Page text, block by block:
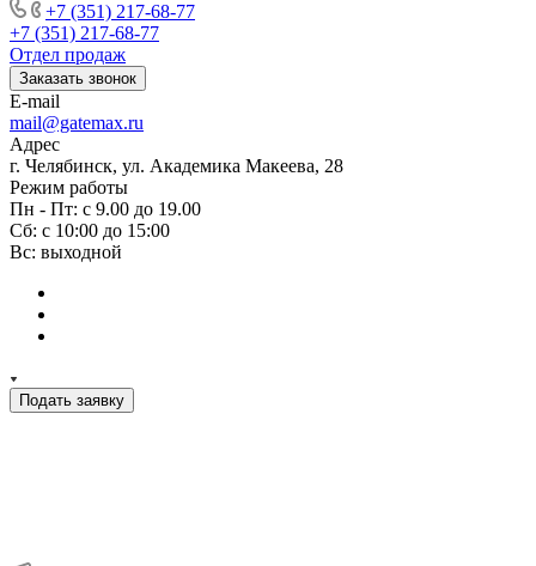
+7 (351) 217-68-77
+7 (351) 217-68-77
Отдел продаж
Заказать звонок
E-mail
mail@gatemax.ru
Адрес
г. Челябинск, ул. Академика Макеева, 28
Режим работы
Пн - Пт: с 9.00 до 19.00
Сб: с 10:00 до 15:00
Вс: выходной
Подать заявку